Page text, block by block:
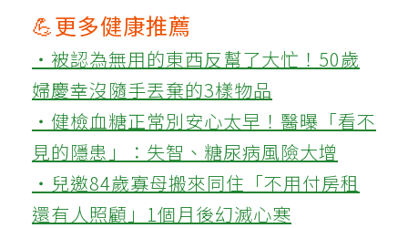
💪更多健康推薦
‧被認為無用的東西反幫了大忙！50歲
婦慶幸沒隨手丟棄的3樣物品
‧健檢血糖正常別安心太早！醫曝「看不
見的隱患」：失智、糖尿病風險大增
‧兒邀84歲寡母搬來同住「不用付房租
還有人照顧」1個月後幻滅心寒